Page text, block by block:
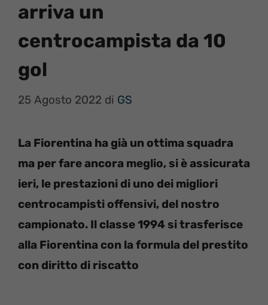
arriva un
centrocampista da 10
gol
25 Agosto 2022 di GS
La Fiorentina ha già un ottima squadra
ma per fare ancora meglio, si è assicurata
ieri, le prestazioni di uno dei migliori
centrocampisti offensivi, del nostro
campionato. Il classe 1994 si trasferisce
alla Fiorentina con la formula del prestito
con diritto di riscatto